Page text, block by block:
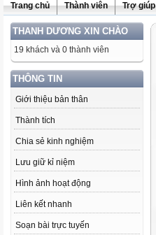
Trang chủ Thành viên Trợ giúp
THANH DƯƠNG XIN CHÀO
19 khách và 0 thành viên
THÔNG TIN
Giới thiệu bản thân
Thành tích
Chia sẻ kinh nghiệm
Lưu giữ kỉ niệm
Hình ảnh hoạt động
Liên kết nhanh
Soạn bài trực tuyến